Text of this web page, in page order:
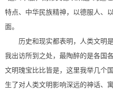
特点、中华民族精神，以德服人、
面。
历史和现实都表明，人类文明
我出访所到之处，最陶醉的是各国
文明瑰宝比比皆是，这里我举几个
生了对人类文明影响深远的神话、